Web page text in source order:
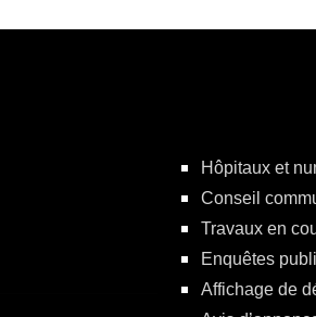
Hôpitaux et
Conseil
Travaux en
Enquêtes
Affichage de